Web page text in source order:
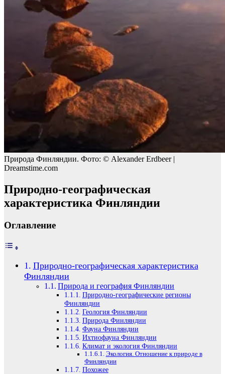
Природа Финляндии. Фото: © Alexander Erdbeer |
Dreamstime.com
Природно-географическая
характеристика Финляндии
Оглавление
Природно-географическая характеристика
Финляндии
Природа и география Финляндии
Природно-географические регионы
Финляндии
Геология Финляндии
Природа Финляндии
Фауна Финляндии
Ихтиофауна Финляндии
Климат и экология Финляндии
Экология. Отношение к природе в
Финляндии
Похожее